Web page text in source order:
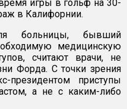
игры в гольф на 30-
в Калифорнии.
больницы, бывший
медицинскую
считают врачи, не
Форда. С точки зрения
президентом приступы
а не с каким-либо